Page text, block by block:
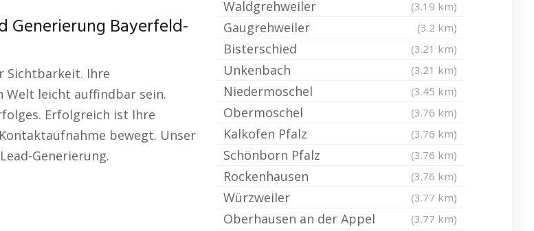
Generierung Bayerfeld-
Sichtbarkeit. Ihre
leicht auffindbar sein.
Erfolgreich ist Ihre
bewegt. Unser
Generierung.
Waldgrehweiler (3.19 km)
Gaugrehweiler (3.2 km)
Bisterschied (3.21 km)
Unkenbach (3.21 km)
Niedermoschel (3.45 km)
Obermoschel (3.76 km)
Kalkofen Pfalz (3.76 km)
Schönborn Pfalz (3.76 km)
Rockenhausen (3.76 km)
Würzweiler (3.77 km)
Oberhausen an der Appel (3.77 km)